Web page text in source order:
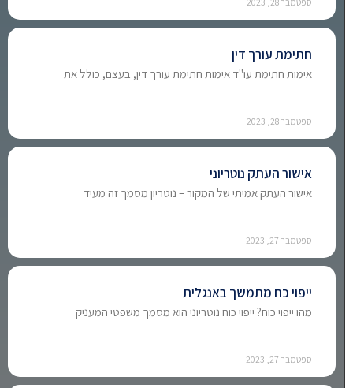
חתימת עורך דין
אימות חתימת עו"ד אימות חתימת עורך דין, בעצם, כולל את
ספטמבר 28, 2023
אישור העתק נוטריוני
אישור העתק אמיתי של המקור – נוטריון מסמך זה מעיד
ספטמבר 27, 2023
ייפוי כח מתמשך באנגלית
מהו ייפוי כוח? ייפוי כוח נוטריוני הוא מסמך משפטי המעניק
ספטמבר 27, 2023